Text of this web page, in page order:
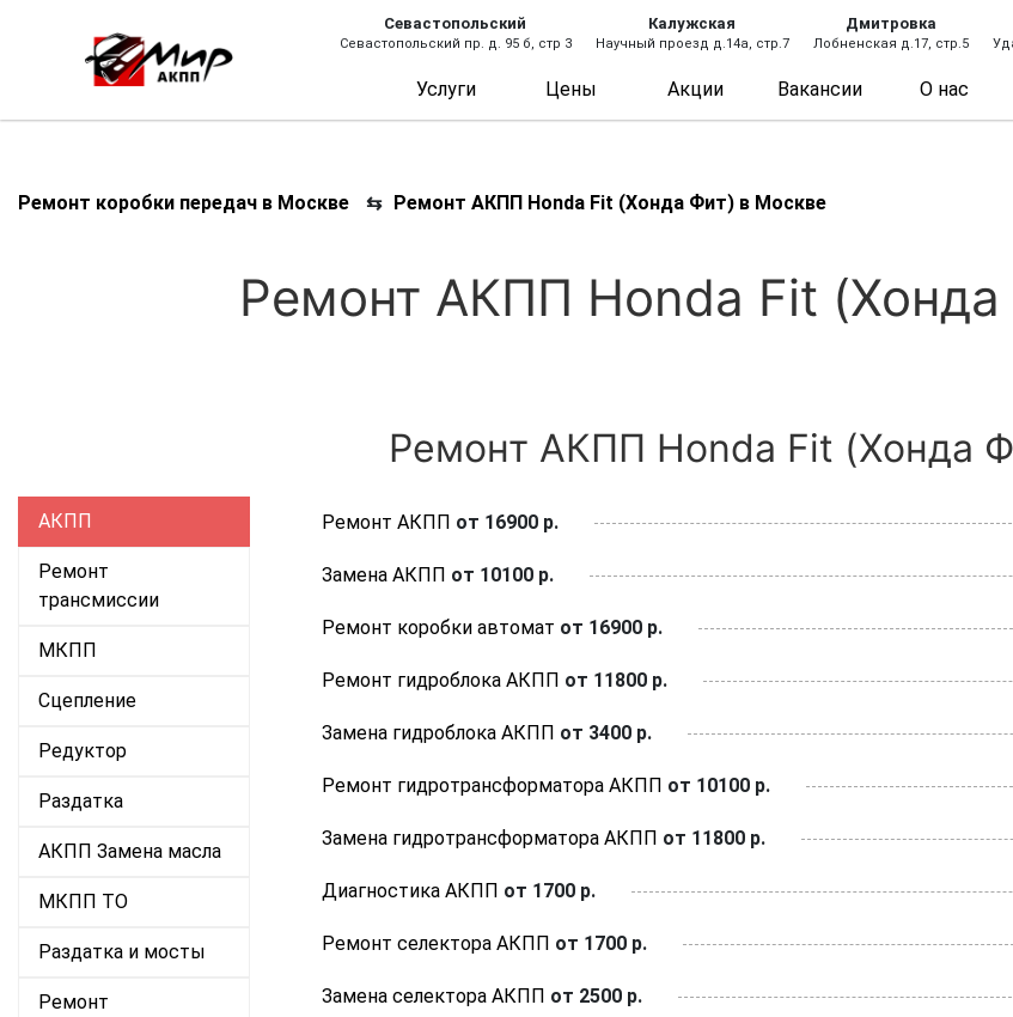
Севастопольский
Севастопольский пр. д. 95 б, стр 3
Калужская
Научный проезд д.14а, стр.7
Дмитровка
Лобненская д.17, стр.5
Услуги Цены Акции Вакансии О нас
Ремонт коробки передач в Москве ⇆ Ремонт АКПП Honda Fit (Хонда Фит) в Москве
Ремонт АКПП Honda Fit
Ремонт АКПП Honda Fit (Хонда
АКПП
Ремонт
трансмиссии
МКПП
Сцепление
Редуктор
Раздатка
АКПП Замена масла
МКПП ТО
Раздатка и мосты
Ремонт
Ремонт АКПП от 16900 р.
Замена АКПП от 10100 р.
Ремонт коробки автомат от 16900 р.
Ремонт гидроблока АКПП от 11800 р.
Замена гидроблока АКПП от 3400 р.
Ремонт гидротрансформатора АКПП от 10100 р.
Замена гидротрансформатора АКПП от 11800 р.
Диагностика АКПП от 1700 р.
Ремонт селектора АКПП от 1700 р.
Замена селектора АКПП от 2500 р.